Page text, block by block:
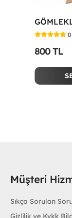
0
800 TL
Müşteri
Sıkça Sorulan
Gizlilik ve Kvkk